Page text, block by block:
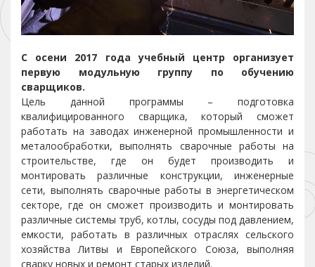
С осени 2017 года учебный центр организует
первую модульную группу по обучению
сварщиков.
Цель данной программы – подготовка
квалифицированного сварщика, который сможет
работать на заводах инженерной промышленности и
металообработки, выполнять сварочные работы на
строительстве, где он будет производить и
монтировать различные конструкции, инженерные
сети, выполнять сварочные работы в энергетическом
секторе, где он сможет производить и монтировать
различные системы труб, котлы, сосуды под давлением,
емкости, работать в различных отраслях сельского
хозяйства Литвы и Европейского Союза, выполняя
сварку новых и ремонт старых изделий.